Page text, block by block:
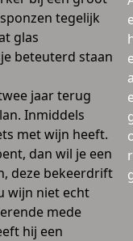
tegelijk
glas
beteuterd staan
jaar terug
Inmiddels
met wijn heeft.
dan wil je een
deze bekeerdrift
wijn niet echt
mede
hij een